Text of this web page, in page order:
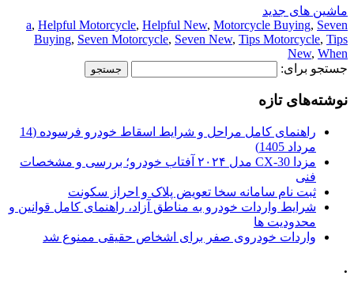
ماشین های جدید
a, Helpful Motorcycle, Helpful New, Motorcycle Buying, Seven
Buying, Seven Motorcycle, Seven New, Tips Motorcycle, Tips
New, When
جستجو برای:
نوشته‌های تازه
راهنمای کامل مراحل و شرایط اسقاط خودرو فرسوده (14
مرداد 1405)
مزدا CX-30 مدل ۲۰۲۴ آفتاب خودرو؛ بررسی و مشخصات
فنی
ثبت نام سامانه سخا تعویض پلاک و احراز سکونت
شرایط واردات خودرو به مناطق آزاد، راهنمای کامل قوانین و
محدودیت ها
واردات خودروی صفر برای اشخاص حقیقی ممنوع شد
.